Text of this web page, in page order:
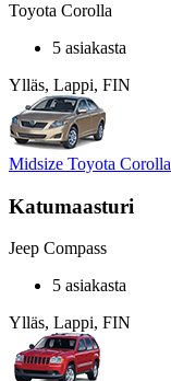
Toyota Corolla
5 asiakasta
Ylläs, Lappi, FIN
Midsize Toyota Corolla
Katumaasturi
Jeep Compass
5 asiakasta
Ylläs, Lappi, FIN